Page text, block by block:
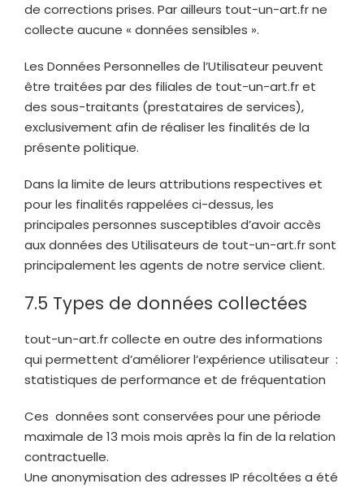
de corrections prises. Par ailleurs tout-un-art.frne
collecte aucune « données sensibles ».
Les Données Personnelles de l’Utilisateur peuvent
être traitées par des filiales de tout-un-art.fret
des sous-traitants (prestataires de services),
exclusivement afin de réaliser les finalités de la
présente politique.
Dans la limite de leurs attributions respectives et
pour les finalités rappelées ci-dessus, les
principales personnes susceptibles d’avoir accès
aux données des Utilisateurs de tout-un-art.frsont
principalement les agents de notre service client.
7.5 Types de données collectées
tout-un-art.frcollecte en outre des informations
qui permettent d’améliorer l’expérience utilisateur :
statistiques de performance et de fréquentation
Ces données sont conservées pour une période
maximale de 13 mois mois après la fin de la relation
contractuelle.
Une anonymisation des adresses IP récoltées a été